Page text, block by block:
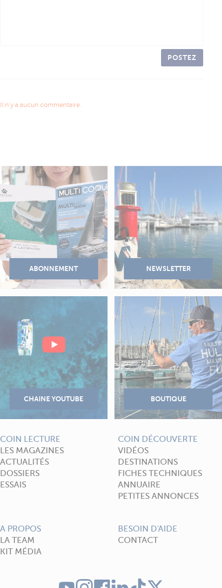
POSTEZ
Il n'y a aucun commentaire.
COIN LECTURE
LES MAGAZINES
ACTUALITÉS
DOSSIERS
ESSAIS
COIN DÉCOUVERTE
VIDÉOS
DESTINATIONS
FICHES TECHNIQUES
ANNUAIRE
PETITES ANNONCES
A PROPOS
LA TEAM
KIT MÉDIA
BESOIN D'AIDE
CONTACT